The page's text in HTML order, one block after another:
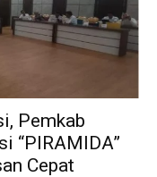
Pemkab
“PIRAMIDA”
Cepat